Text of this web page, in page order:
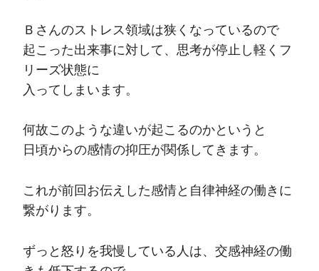
Ｂさんのストレス領域は狭くなっているので
起こった出来事に対して、思考が停止し軽くフ
リーズ状態に
入ってしまいます。
何故このような違いが起こるのかというと
日頃からの感情の抑圧が関係してきます。
これが前回お伝えした感情と自律神経の働きに
繋がります。
ずっと怒りを我慢している人は、交感神経の働